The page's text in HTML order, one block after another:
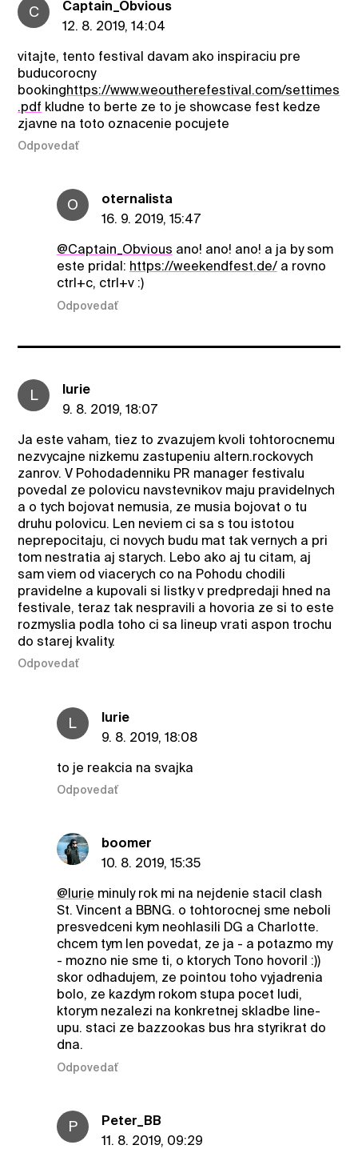
C
Captain_Obvious
12. 8. 2019, 14:04
vitajte, tento festival davam ako inspiraciu pre
buducorocny
bookinghttps://www.weoutherefestival.com/settimes
.pdf kludne to berte ze to je showcase fest kedze
zjavne na toto oznacenie pocujete
Odpovedať
O
oternalista
16. 9. 2019, 15:47
@Captain_Obvious ano! ano! ano! a ja by som
este pridal: https://weekendfest.de/a rovno
ctrl+c, ctrl+v :)
Odpovedať
L
lurie
9. 8. 2019, 18:07
Ja este vaham, tiez to zvazujem kvoli tohtorocnemu
nezvycajne nizkemu zastupeniu altern.rockovych
zanrov. V Pohodadenniku PR manager festivalu
povedal ze polovicu navstevnikov maju pravidelnych
a o tych bojovat nemusia, ze musia bojovat o tu
druhu polovicu. Len neviem ci sa s tou istotou
neprepocitaju, ci novych budu mat tak vernych a pri
tom nestratia aj starych. Lebo ako aj tu citam, aj
sam viem od viacerych co na Pohodu chodili
pravidelne a kupovali si listky v predpredaji hned na
festivale, teraz tak nespravili a hovoria ze si to este
rozmyslia podla toho ci sa lineup vrati aspon trochu
do starej kvality.
Odpovedať
L
lurie
9. 8. 2019, 18:08
to je reakcia na svajka
Odpovedať
boomer
10. 8. 2019, 15:35
@lurie minuly rok mi na nejdenie stacil clash
St. Vincent a BBNG. o tohtorocnej sme neboli
presvedceni kym neohlasili DG a Charlotte.
chcem tym len povedat, ze ja - a potazmo my
- mozno nie sme ti, o ktorych Tono hovoril :))
skor odhadujem, ze pointou toho vyjadrenia
bolo, ze kazdym rokom stupa pocet ludi,
ktorym nezalezi na konkretnej skladbe line-
upu. staci ze bazzookas bus hra styrikrat do
dna.
Odpovedať
P
Peter_BB
11. 8. 2019, 09:29